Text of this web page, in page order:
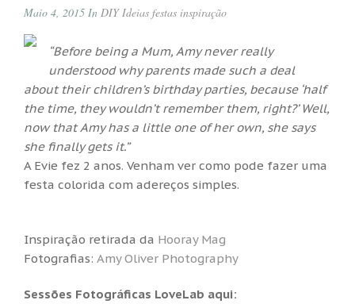
Maio 4, 2015 In DIY Ideias festas inspiração
“Before being a Mum, Amy never really
understood why parents made such a deal
about their children’s birthday parties, because ‘half
the time, they wouldn’t remember them, right?’ Well,
now that Amy has a little one of her own, she says
she finally gets it.”
A Evie fez 2 anos. Venham ver como pode fazer uma
festa colorida com adereços simples.
Inspiração retirada da Hooray Mag
Fotografias: Amy Oliver Photography
Sessões Fotográficas LoveLab aqui: